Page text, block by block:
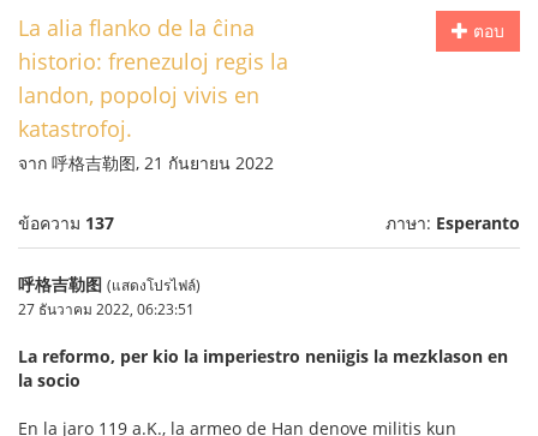
ตอบ
La alia flanko de la ĉina
historio: frenezuloj regis la
landon, popoloj vivis en
katastrofoj.
จาก 呼格吉勒图, 21 กันยายน 2022
ข้อความ 137 ภาษา: Esperanto
呼格吉勒图 (แสดงโปรไฟล์)
27 ธันวาคม 2022, 06:23:51
La reformo, per kio la imperiestro neniigis la mezklason en
la socio
En la jaro 119 a.K., la armeo de Han denove militis kun